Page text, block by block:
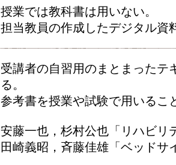
授業では教科書は用いない。
担当教員の作成したデジタル資
受講者の自習用のまとまったテ
る。
参考書を授業や試験で用いるこ
安藤一也，杉村公也「リハビリ
田崎義昭，斉藤佳雄「ベッドサ